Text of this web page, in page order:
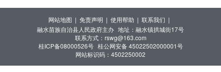
网站地图 | 免责声明 | 使用帮助 | 联系我们 |
融水苗族自治县人民政府主办 地址：融水镇拱城街17号
联系方式：rswg@163.com
桂ICP备08000526号 桂公网安备 45022502000001号
网站标识码：4502250002